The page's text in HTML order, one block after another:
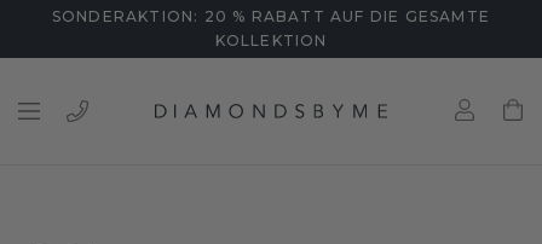
SONDERAKTION: 20 % RABATT AUF DIE GESAMTE
KOLLEKTION